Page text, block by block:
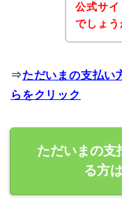
公式サ
でしょう
⇒ただいまの支払い
らをクリック
ただいまの支
る方